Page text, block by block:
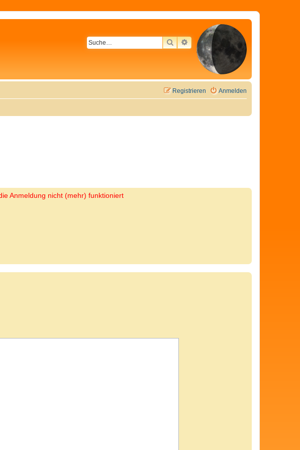
SUCHEERWEITERTE SUCHE
Anmelden
Registrieren
Anmeldung nicht (mehr) funktioniert